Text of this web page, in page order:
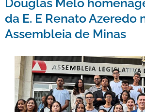
Douglas Melo
da E. E Renato Azeredo
Assembleia de Minas